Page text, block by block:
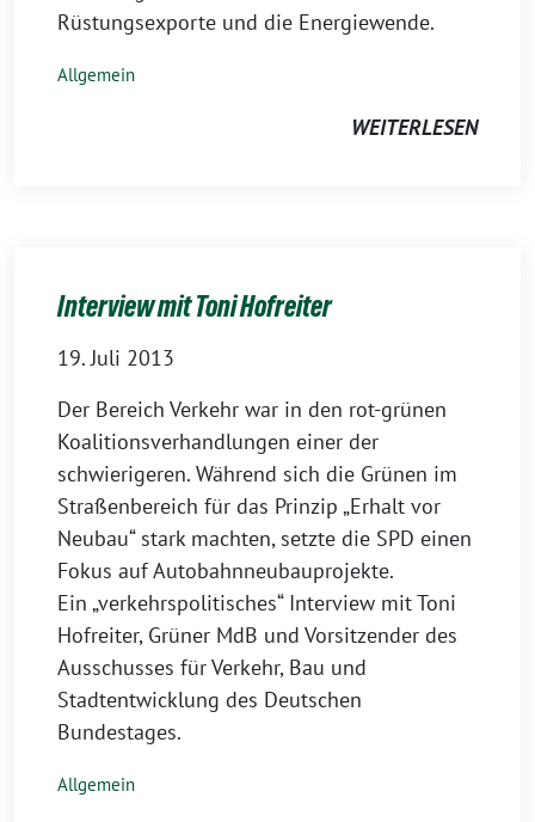
Rüstungsexporte und die Energiewende.
Allgemein
WEITERLESEN
Interview mit Toni Hofreiter
19. Juli 2013
Der Bereich Verkehr war in den rot-grünen
Koalitionsverhandlungen einer der
schwierigeren. Während sich die Grünen im
Straßenbereich für das Prinzip „Erhalt vor
Neubau“ stark machten, setzte die SPD einen
Fokus auf Autobahnneubauprojekte.
Ein „verkehrspolitisches“ Interview mit Toni
Hofreiter, Grüner MdB und Vorsitzender des
Ausschusses für Verkehr, Bau und
Stadtentwicklung des Deutschen
Bundestages.
Allgemein